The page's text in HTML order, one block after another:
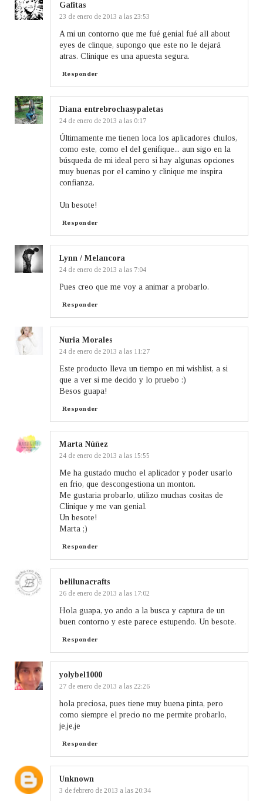
Gafitas
23 de enero de 2013 a las 23:53
A mi un contorno que me fué genial fué all about
eyes de clinque, supongo que este no le dejará
atras. Clinique es una apuesta segura.
Responder
Diana entrebrochasypaletas
24 de enero de 2013 a las 0:17
Últimamente me tienen loca los aplicadores chulos,
como este, como el del genifique... aun sigo en la
búsqueda de mi ideal pero si hay algunas opciones
muy buenas por el camino y clinique me inspira
confianza.
Un besote!
Responder
Lynn / Melancora
24 de enero de 2013 a las 7:04
Pues creo que me voy a animar a probarlo.
Responder
Nuria Morales
24 de enero de 2013 a las 11:27
Este producto lleva un tiempo en mi wishlist, a si
que a ver si me decido y lo pruebo :)
Besos guapa!
Responder
Marta Núñez
24 de enero de 2013 a las 15:55
Me ha gustado mucho el aplicador y poder usarlo
en frio, que descongestiona un monton.
Me gustaria probarlo, utilizo muchas cositas de
Clinique y me van genial.
Un besote!
Marta ;)
Responder
belilunacrafts
26 de enero de 2013 a las 17:02
Hola guapa, yo ando a la busca y captura de un
buen contorno y este parece estupendo. Un besote.
Responder
yolybel1000
27 de enero de 2013 a las 22:26
hola preciosa, pues tiene muy buena pinta, pero
como siempre el precio no me permite probarlo,
je,je,je
Responder
Unknown
3 de febrero de 2013 a las 20:34